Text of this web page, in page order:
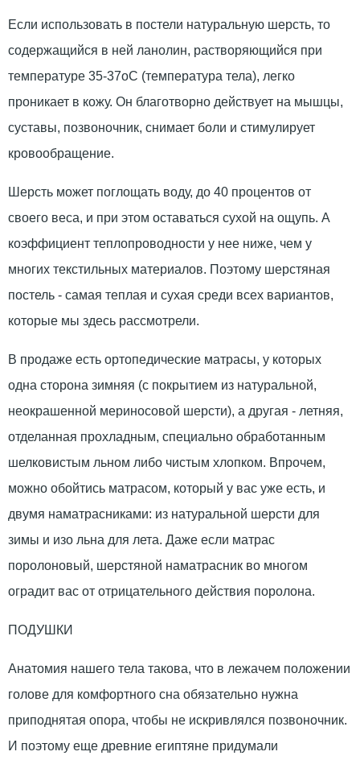
Если использовать в постели натуральную шерсть, то
содержащийся в ней ланолин, растворяющийся при
температуре 35-37оС (температура тела), легко
проникает в кожу. Он благотворно действует на мышцы,
суставы, позвоночник, снимает боли и стимулирует
кровообращение.
Шерсть может поглощать воду, до 40 процентов от
своего веса, и при этом оставаться сухой на ощупь. А
коэффициент теплопроводности у нее ниже, чем у
многих текстильных материалов. Поэтому шерстяная
постель - самая теплая и сухая среди всех вариантов,
которые мы здесь рассмотрели.
В продаже есть ортопедические матрасы, у которых
одна сторона зимняя (с покрытием из натуральной,
неокрашенной мериносовой шерсти), а другая - летняя,
отделанная прохладным, специально обработанным
шелковистым льном либо чистым хлопком. Впрочем,
можно обойтись матрасом, который у вас уже есть, и
двумя наматрасниками: из натуральной шерсти для
зимы и изо льна для лета. Даже если матрас
поролоновый, шерстяной наматрасник во многом
оградит вас от отрицательного действия поролона.
ПОДУШКИ
Анатомия нашего тела такова, что в лежачем положении
голове для комфортного сна обязательно нужна
приподнятая опора, чтобы не искривлялся позвоночник.
И поэтому еще древние египтяне придумали